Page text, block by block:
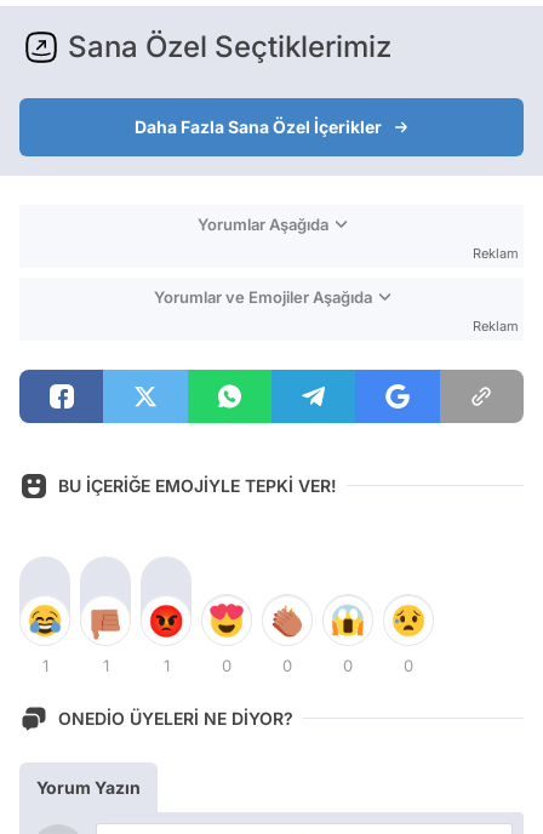
Sana Özel Seçtiklerimiz
Daha Fazla Sana Özel İçerikler
Yorumlar Aşağıda
Reklam
Yorumlar ve Emojiler Aşağıda
Reklam
BU İÇERİĞE EMOJİYLE TEPKİ VER!
1 1 1 0 0 0 0
ONEDİO ÜYELERİ NE DİYOR?
Yorum Yazın